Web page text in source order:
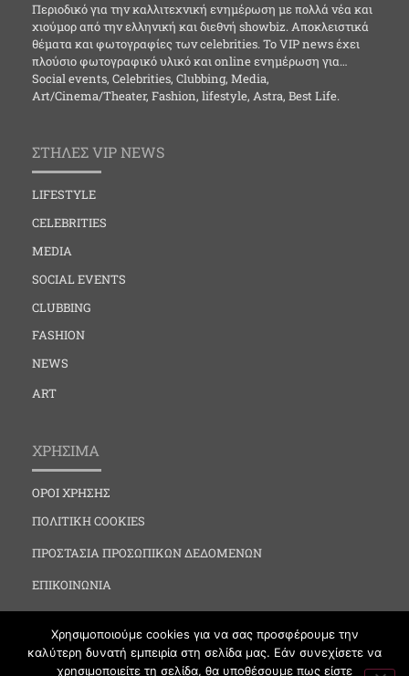
Περιοδικό για την καλλιτεχνική ενημέρωση με πολλά νέα και
χιούμορ από την ελληνική και διεθνή showbiz. Αποκλειστικά
θέματα και φωτογραφίες των celebrities. Το VIP news έχει
πλούσιο φωτογραφικό υλικό και online ενημέρωση για…
Social events, Celebrities, Clubbing, Media,
Art/Cinema/Theater, Fashion, lifestyle, Astra, Best Life.
ΣΤΗΛΕΣ VIP NEWS
LIFESTYLE
CELEBRITIES
MEDIA
SOCIAL EVENTS
CLUBBING
FASHION
NEWS
ART
ΧΡΗΣΙΜΑ
ΟΡΟΙ ΧΡΗΣΗΣ
ΠΟΛΙΤΙΚΗ COOKIES
ΠΡΟΣΤΑΣΙΑ ΠΡΟΣΩΠΙΚΩΝ ΔΕΔΟΜΕΝΩΝ
ΕΠΙΚΟΙΝΩΝΙΑ
Χρησιμοποιούμε cookies για να σας προσφέρουμε την
καλύτερη δυνατή εμπειρία στη σελίδα μας. Εάν συνεχίσετε να
χρησιμοποιείτε τη σελίδα, θα υποθέσουμε πως είστε